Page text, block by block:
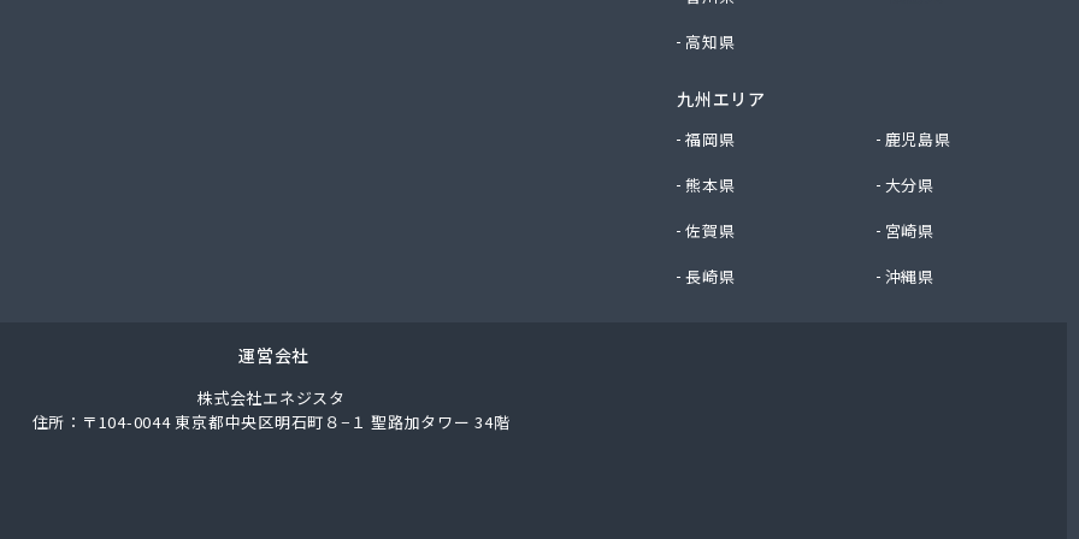
事株式会社 石油部・SS部
事株式会社 中央市場前SS
事株式会社 京都工場
高知県
九州エリア
福岡県
鹿児島県
熊本県
大分県
佐賀県
宮崎県
長崎県
沖縄県
運営会社
株式会社エネジスタ
住所：〒104-0044 東京都中央区明石町８−１ 聖路加タワー 34階